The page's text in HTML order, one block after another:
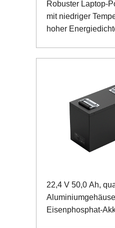
Robuster Laptop-
mit niedriger
hoher
22,4 V 50,0 Ah,
Eisenphosphat-